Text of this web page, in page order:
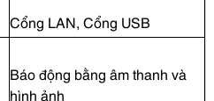
Cổng LAN, Cổng USB
Báo động bằng âm thanh và
hình ảnh